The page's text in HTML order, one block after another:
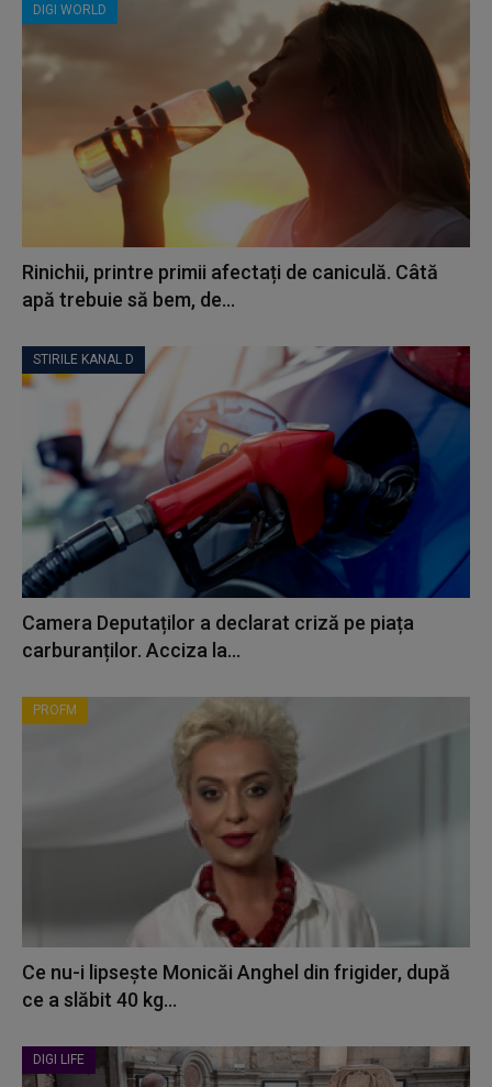
DIGI WORLD
Rinichii, printre primii afectați de caniculă. Câtă
apă trebuie să bem, de...
STIRILE KANAL D
Camera Deputaților a declarat criză pe piața
carburanților. Acciza la...
PROFM
Ce nu-i lipsește Monicăi Anghel din frigider, după
ce a slăbit 40 kg...
DIGI LIFE